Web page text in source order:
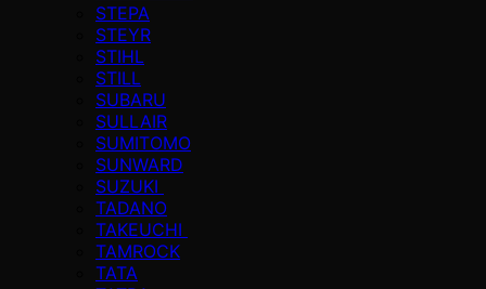
STEPA
STEYR
STIHL
STILL
SUBARU
SULLAIR
SUMITOMO
SUNWARD
SUZUKI
TADANO
TAKEUCHI
TAMROCK
TATA